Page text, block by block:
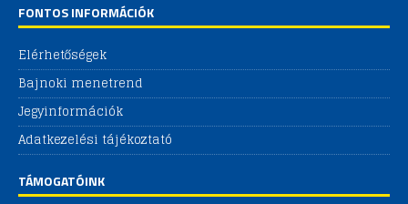
FONTOS INFORMÁCIÓK
Elérhetőségek
Bajnoki menetrend
Jegyinformációk
Adatkezelési tájékoztató
TÁMOGATÓINK